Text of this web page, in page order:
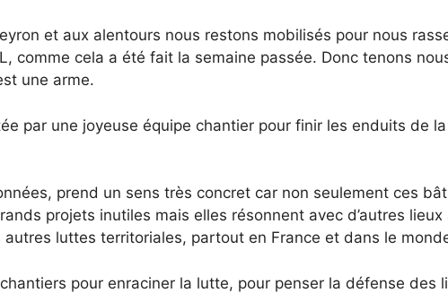
et aux alentours nous restons mobilisés pour nous
comme cela a été fait la semaine passée. Donc tenons
une arme.
par une joyeuse équipe chantier pour finir les enduits de
prend un sens très concret car non seulement ces
projets inutiles mais elles résonnent avec d’autres lieux
autres luttes territoriales, partout en France et dans le
pour enraciner la lutte, pour penser la défense des